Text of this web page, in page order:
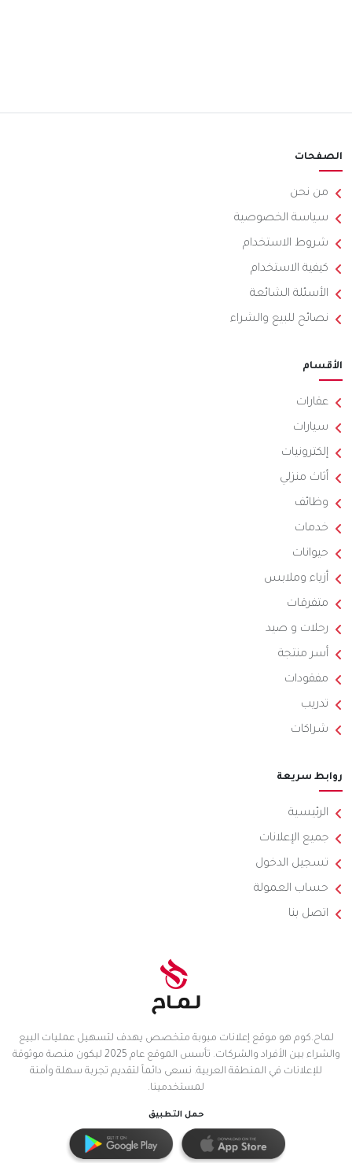
الصفحات
من نحن
سياسة الخصوصية
شروط الاستخدام
كيفية الاستخدام
الأسئلة الشائعة
نصائح للبيع والشراء
الأقسام
عقارات
سيارات
إلكترونيات
أثاث منزلي
وظائف
خدمات
حيوانات
أزياء وملابس
متفرقات
رحلات و صيد
أسر منتجة
مفقودات
تدريب
شراكات
روابط سريعة
الرئيسية
جميع الإعلانات
تسجيل الدخول
حساب العمولة
اتصل بنا
لماح.كوم هو موقع إعلانات مبوبة متخصص يهدف لتسهيل عمليات البيع
والشراء بين الأفراد والشركات. تأسس الموقع عام 2025 ليكون منصة موثوقة
للإعلانات في المنطقة العربية. نسعى دائماً لتقديم تجربة سهلة وآمنة
لمستخدمينا.
حمل التطبيق